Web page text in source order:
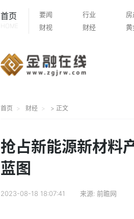
首页
HOME
要闻 行业 房
财视
财经 黄
首页 财经 > 正文
抢占新能源新材料
蓝图
2023-08-18 18:07:41 来源: 前瞻网